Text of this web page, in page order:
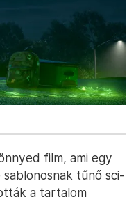
film, ami egy
sablonosnak tűnő sci-
a tartalom